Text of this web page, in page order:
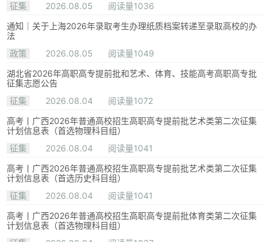
征集 2026.08.05
阅读量1036
通知｜关于上海2026年录取考生办理纸质档案转递至录取高校的办
法
政策
2026.08.05
阅读量1049
湖北省2026年高职高专提前批和艺术、体育、技能高考高职高专批
征集志愿公告
征集
2026.08.04
阅读量1072
高考丨广西2026年普通高校招生高职高专提前批艺术类第二次征集
计划信息表（首选物理科目组）
征集
2026.08.04
阅读量1041
高考丨广西2026年普通高校招生高职高专提前批艺术类第二次征集
计划信息表（首选历史科目组）
征集
2026.08.04
阅读量1041
高考丨广西2026年普通高校招生高职高专提前批体育类第二次征集
计划信息表（首选物理科目组）